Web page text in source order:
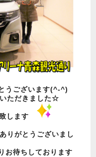
うございます(^-^)
ただきました☆
します
りがとうございまし
お待ちしております